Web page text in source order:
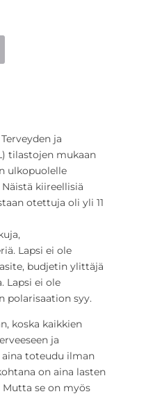
ja
tilastojen mukaan
ulkopuolelle
kiireellisiä
otettuja oli yli 11
Lapsi ei ole
budjetin ylittäjä
Lapsi ei ole
polarisaation syy.
koska kaikkien
ja
aina toteudu ilman
on aina lasten
se on myös